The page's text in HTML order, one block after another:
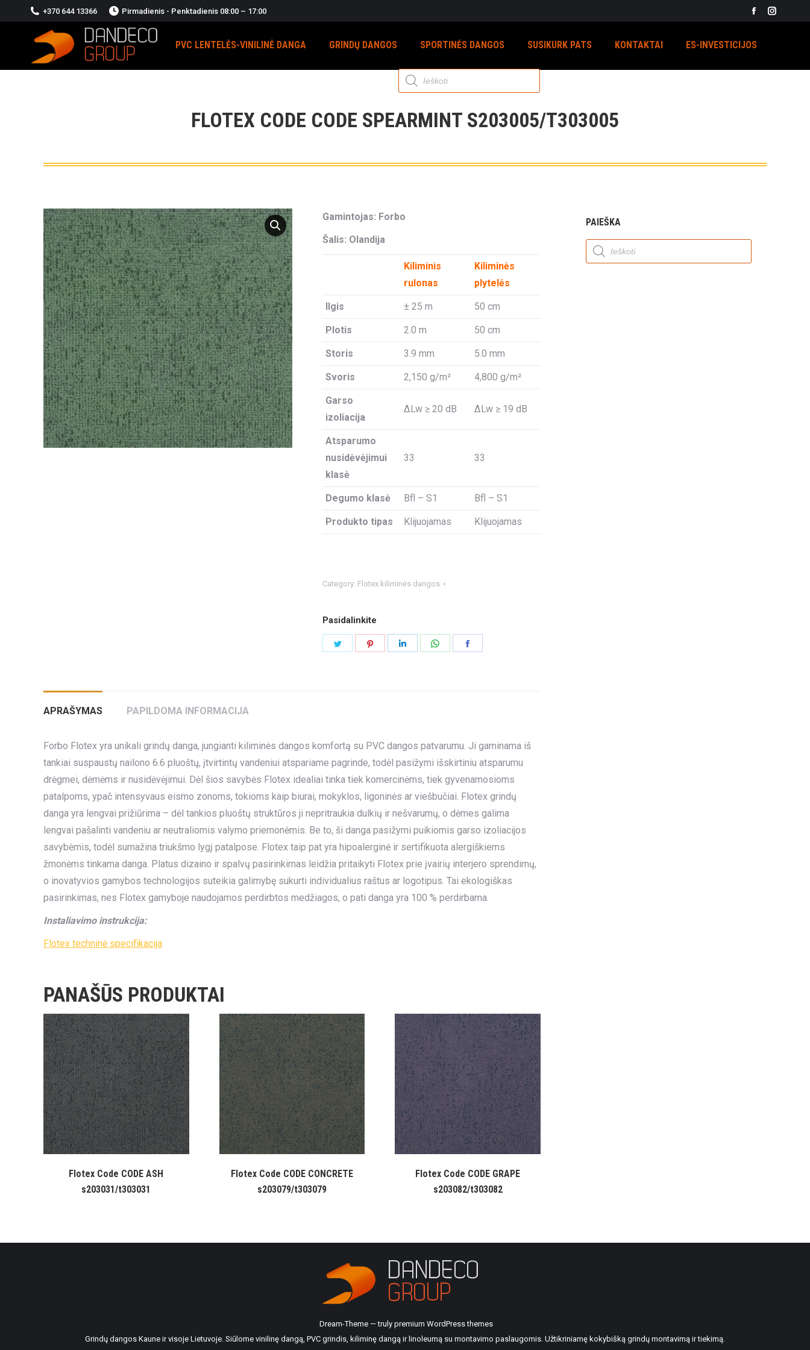
+370 644 13366 Pirmadienis - Penktadienis 08:00 – 17:00
Facebook
opens
PVC LENTELĖS-VINILINĖ DANGA GRINDŲ DANGOS SPORTINĖS DANGOS SUSIKURK PATS KONTAKTAI ES-INVESTICIJOS
Products
search
FLOTEX CODE CODE SPEARMINT S203005/T303005
Gamintojas: Forbo
Šalis: Olandija
Kiliminis
rulonas
Kiliminės
plytelės
Ilgis ± 25 m 50 cm
Plotis 2.0 m 50 cm
Storis 3.9 mm 5.0 mm
Svoris 2,150 g/m² 4,800 g/m²
Garso
izoliacija
ΔLw ≥ 20 dB ΔLw ≥ 19 dB
Atsparumo
nusidėvėjimui
klasė
33 33
Degumo klasė Bfl – S1 Bfl – S1
Produkto tipas Klijuojamas Klijuojamas
Category: Flotex kiliminės dangos
Pasidalinkite
Share
Share
APRAŠYMAS PAPILDOMA INFORMACIJA
Forbo Flotex yra unikali grindų danga, jungianti kiliminės dangos komfortą su PVC dangos patvarumu. Ji gaminama iš
tankiai suspaustų nailono 6.6 pluoštų, įtvirtintų vandeniui atspariame pagrinde, todėl pasižymi išskirtiniu atsparumu
drėgmei, dėmėms ir nusidėvėjimui. Dėl šios savybės Flotex idealiai tinka tiek komercinėms, tiek gyvenamosioms
patalpoms, ypač intensyvaus eismo zonoms, tokioms kaip biurai, mokyklos, ligoninės ar viešbučiai. Flotex grindų
danga yra lengvai prižiūrima – dėl tankios pluoštų struktūros ji nepritraukia dulkių ir nešvarumų, o dėmes galima
lengvai pašalinti vandeniu ar neutraliomis valymo priemonėmis. Be to, ši danga pasižymi puikiomis garso izoliacijos
savybėmis, todėl sumažina triukšmo lygį patalpose. Flotex taip pat yra hipoalerginė ir sertifikuota alergiškiems
žmonėms tinkama danga. Platus dizaino ir spalvų pasirinkimas leidžia pritaikyti Flotex prie įvairių interjero sprendimų,
o inovatyvios gamybos technologijos suteikia galimybę sukurti individualius raštus ar logotipus. Tai ekologiškas
pasirinkimas, nes Flotex gamyboje naudojamos perdirbtos medžiagos, o pati danga yra 100 % perdirbama.
Instaliavimo instrukcija:
Flotex techninė specifikacija
PANAŠŪS PRODUKTAI
Flotex Code CODE ASH
s203031/t303031
Flotex Code CODE CONCRETE
s203079/t303079
Flotex Code CODE GRAPE
s203082/t303082
PAIEŠKA
Products
search
Dream-Theme — truly premium WordPress themes
Grindų dangos Kaune ir visoje Lietuvoje. Siūlome vinilinę dangą, PVC grindis, kiliminę dangą ir linoleumą su montavimo paslaugomis. Užtikriniamę kokybišką grindų montavimą ir tiekimą.